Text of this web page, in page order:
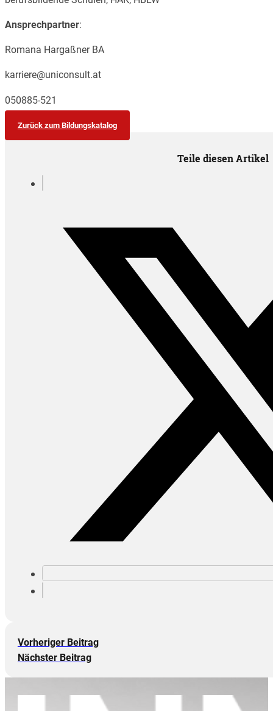
Ansprechpartner:
Romana Hargaßner BA
karriere@uniconsult.at
050885-521
Zurück zum Bildungskatalog
Teile diesen Artikel
Vorheriger Beitrag
Nächster Beitrag